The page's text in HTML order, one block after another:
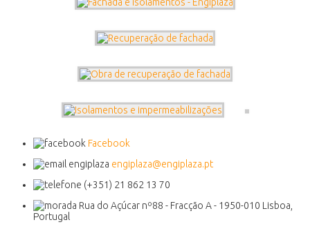
Facebook
engiplaza@engiplaza.pt
(+351) 21 862 13 70
Rua do Açúcar nº88 - Fracção A - 1950-010 Lisboa,
Portugal